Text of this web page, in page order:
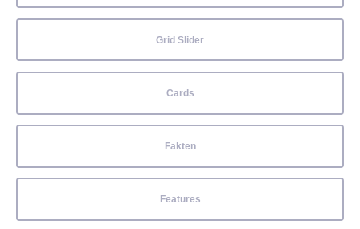
Grid Slider
Cards
Fakten
Features